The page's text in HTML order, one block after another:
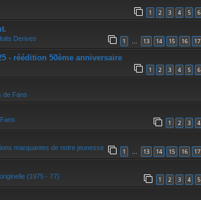
1 2 3 4 5 6
Derives 1 … 13 14 15 16 17
- réédition 50ème anniversaire
1 2 3 4 5 6
de Fans
1 2 3 4
marquantes de notre jeunesse 1 … 13 14 15 16 17
(1975 - 77) 1 2 3 4 5